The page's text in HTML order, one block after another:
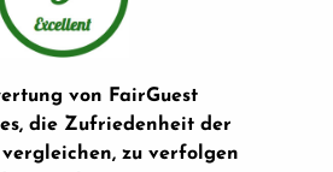
von FairGuest
die Zufriedenheit der
zu verfolgen